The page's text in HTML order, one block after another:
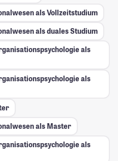
als Vollzeitstudium
als duales Studium
als
als
als Master
als